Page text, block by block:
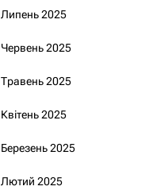
Липень 2025
Червень 2025
Травень 2025
Квітень 2025
Березень 2025
Лютий 2025